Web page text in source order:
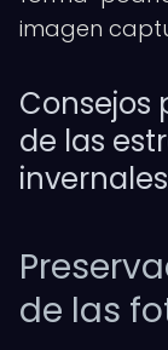
imagen
Consejos
de las
invernales
de las